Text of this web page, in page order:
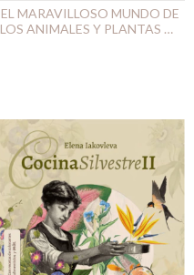
EL MARAVILLOSO MUNDO DE
LOS ANIMALES Y PLANTAS DE